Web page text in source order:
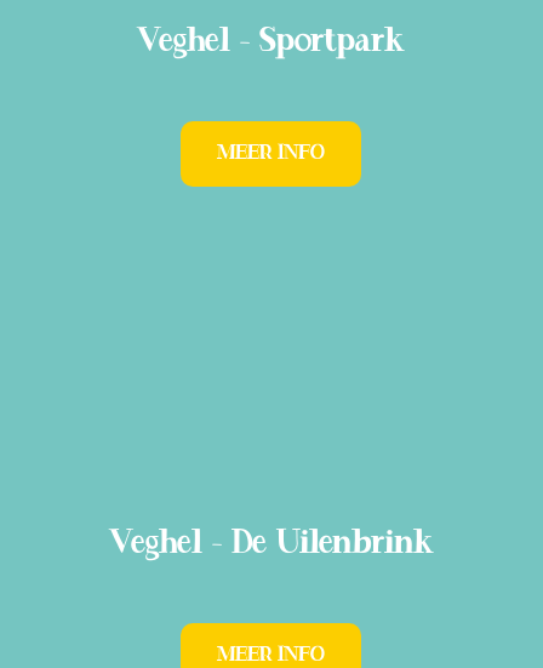
Veghel - Sportpark
MEER INFO
Veghel - De Uilenbrink
MEER INFO